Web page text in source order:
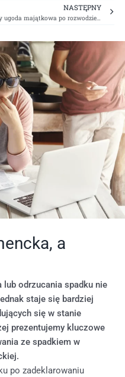
NASTĘPNY
Czy ugoda majątkowa po rozwodzie jest możliwa?
a
odrzucania spadku nie
staje się bardziej
się w stanie
prezentujemy kluczowe
ze spadkiem w
po zadeklarowaniu